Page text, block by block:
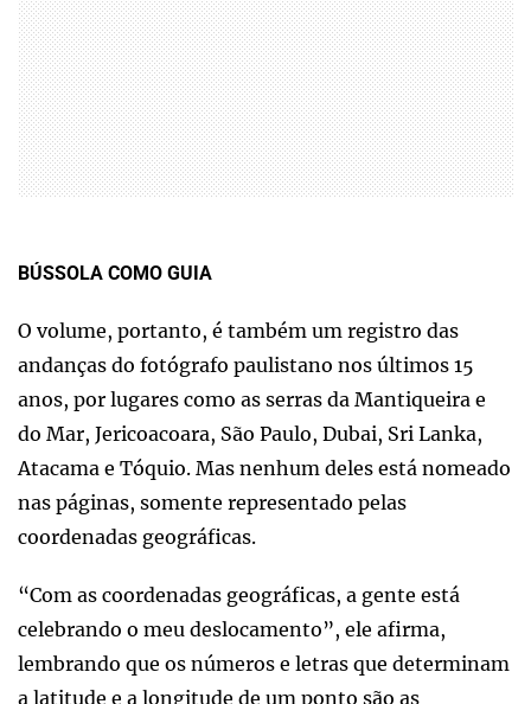
BÚSSOLA COMO GUIA
O volume, portanto, é também um registro das
andanças do fotógrafo paulistano nos últimos 15
anos, por lugares como as serras da Mantiqueira e
do Mar, Jericoacoara, São Paulo, Dubai, Sri Lanka,
Atacama e Tóquio. Mas nenhum deles está nomeado
nas páginas, somente representado pelas
coordenadas geográficas.
“Com as coordenadas geográficas, a gente está
celebrando o meu deslocamento”, ele afirma,
lembrando que os números e letras que determinam
a latitude e a longitude de um ponto são as